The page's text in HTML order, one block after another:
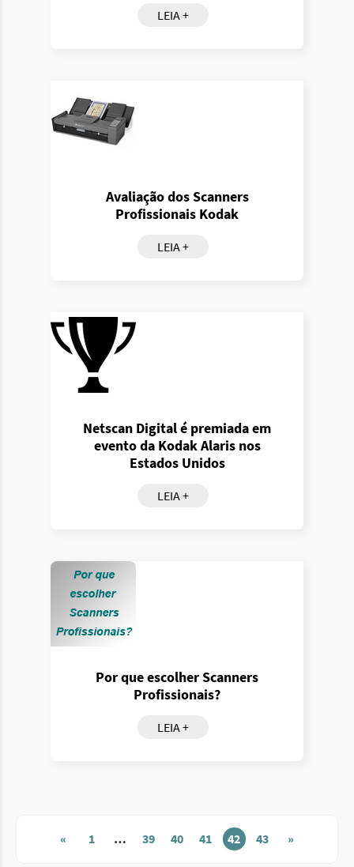
LEIA +
Avaliação dos Scanners
Profissionais Kodak
LEIA +
Netscan Digital é premiada em
evento da Kodak Alaris nos
Estados Unidos
LEIA +
Por que escolher Scanners
Profissionais?
LEIA +
« 1 … 39 40 41 42 43 »